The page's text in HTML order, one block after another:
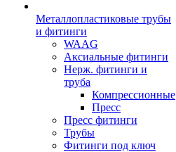
Металлопластиковые трубы
и фитинги
WAAG
Аксиальные фитинги
Нерж. фитинги и
труба
Компрессионные
Пресс
Пресс фитинги
Трубы
Фитинги под ключ